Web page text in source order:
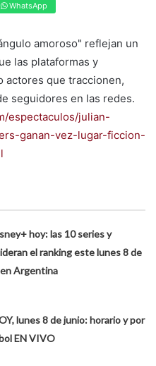
WhatsApp
amoroso" reflejan un
las plataformas y
actores que traccionen,
seguidores en las redes.
espectaculos/julian-
ganan-vez-lugar-ficcion-
hoy: las 10 series y
el ranking este lunes 8 de
Argentina
lunes 8 de junio: horario y por
EN VIVO